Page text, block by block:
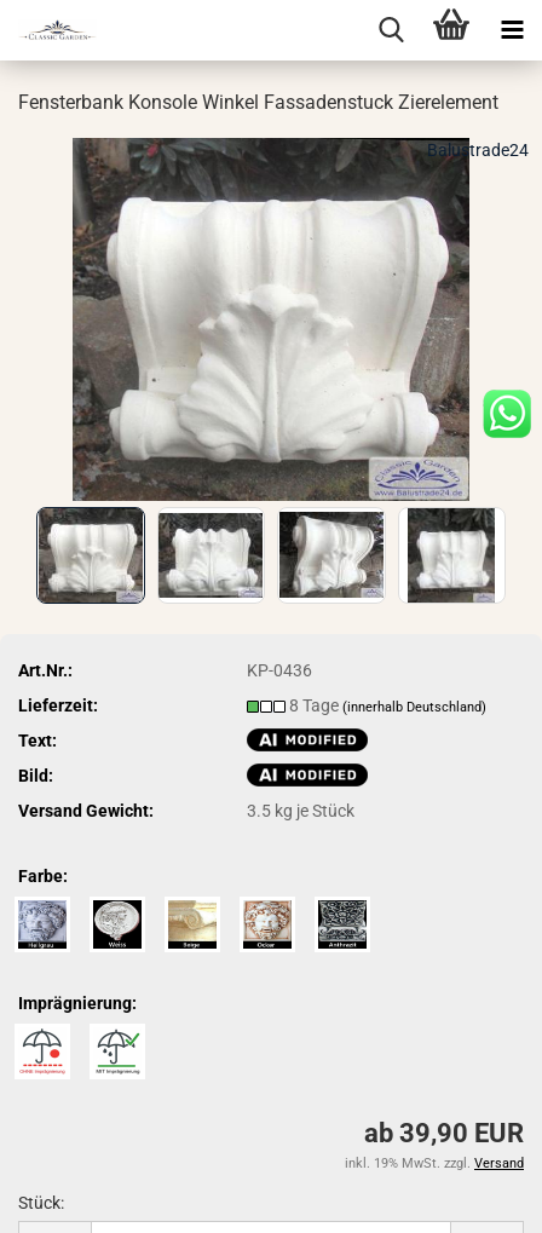
Fens­ter­bank Kon­so­le Win­kel Fas­sa­den­stuck Zier­ele­ment
Balustrade24
Art.Nr.:
KP-0436
Lieferzeit:
8 Tage(innerhalb Deutschland)
Text:
Bild:
Versand Gewicht:
3.5 kg je Stück
Farbe:
Imprägnierung:
ab 39,90 EUR
inkl. 19% MwSt. zzgl. Versand
Stück: